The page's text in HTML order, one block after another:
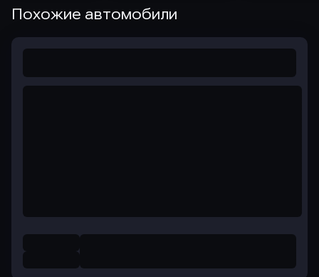
Похожие автомобили